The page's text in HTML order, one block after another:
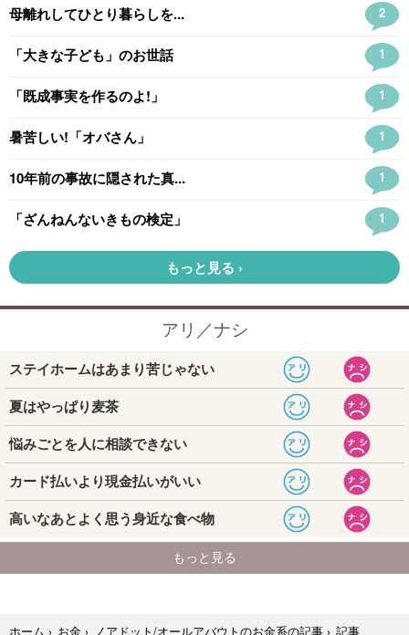
ホーム › お金 › ノアドット/オールアバウトのお金系の記事 › 記事